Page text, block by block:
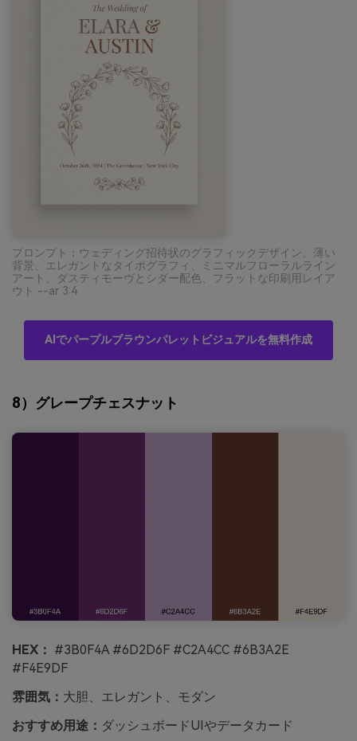
プロンプト：ウェディング招待状のグラフィックデザイン、薄い
背景、エレガントなタイポグラフィ、ミニマルフローラルライン
アート、ダスティモーヴとシダー配色、フラットな印刷用レイア
ウト --ar 3:4
AIでパープルブラウンパレットビジュアルを無料作成
8）グレープチェスナット
HEX： #3B0F4A #6D2D6F #C2A4CC #6B3A2E
#F4E9DF
雰囲気： 大胆、エレガント、モダン
おすすめ用途： ダッシュボードUIやデータカード